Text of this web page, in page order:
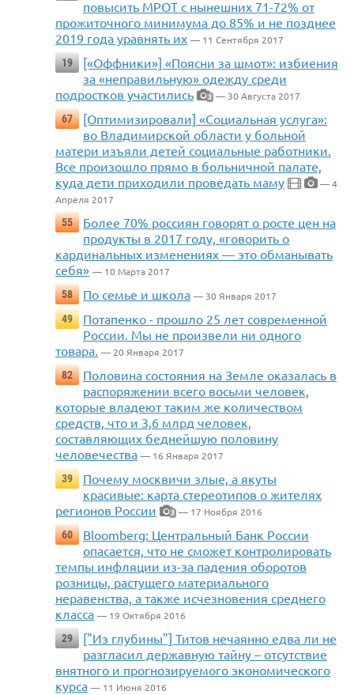
повысить МРОТ с нынешних 71-72% от
прожиточного минимума до 85% и не позднее
2019 года уравнять их — 11 Сентября 2017
19
[«Оффники»] «Поясни за шмот»: избиения
за «неправильную» одежду среди
подростков участились
3 — 30 Августа 2017
67
[Оптимизировали] «Социальная услуга»:
во Владимирской области у больной
матери изъяли детей социальные работники.
Все произошло прямо в больничной палате,
куда дети приходили проведать маму
— 4
Апреля 2017
55
Более 70% россиян говорят о росте цен на
продукты в 2017 году, «говорить о
кардинальных изменениях — это обманывать
себя» — 10 Марта 2017
58
По семье и школа — 30 Января 2017
49
Потапенко - прошло 25 лет современной
России. Мы не произвели ни одного
товара. — 20 Января 2017
82
Половина состояния на Земле оказалась в
распоряжении всего восьми человек,
которые владеют таким же количеством
средств, что и 3,6 млрд человек,
составляющих беднейшую половину
человечества — 16 Января 2017
39
Почему москвичи злые, а якуты
красивые: карта стереотипов о жителях
регионов России
3 — 17 Ноября 2016
60
Bloomberg: Центральный Банк России
опасается, что не сможет контролировать
темпы инфляции из-за падения оборотов
розницы, растущего материального
неравенства, а также исчезновения среднего
класса — 19 Октября 2016
29
["Из глубины"] Титов нечаянно едва ли не
разгласил державную тайну – отсутствие
внятного и прогнозируемого экономического
курса — 11 Июня 2016